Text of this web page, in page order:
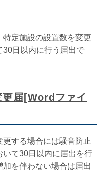
定施設の設置数を変更
30日以内に行う届出で
更届[Wordファイ
する場合には騒音防止
いて30日以内に届出を行
を伴わない場合は届出